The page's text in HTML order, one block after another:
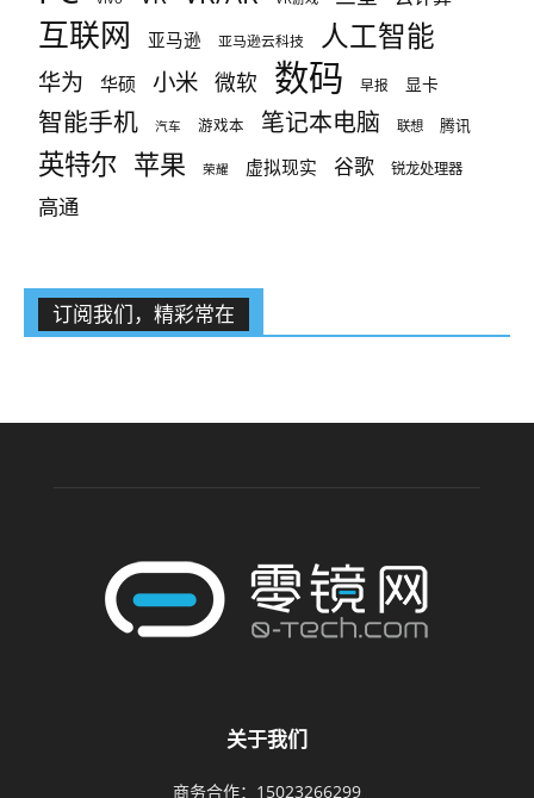
互联网 亚马逊 亚马逊云科技 人工智能
华为 华硕 小米 微软 数码 早报 显卡
智能手机 汽车 游戏本 笔记本电脑 联想 腾讯
英特尔 苹果 荣耀 虚拟现实 谷歌 锐龙处理器
高通
订阅我们，精彩常在
关于我们
商务合作：15023266299